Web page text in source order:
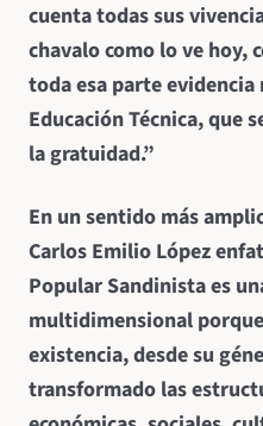
cuenta todas sus
chavalo como lo ve hoy,
toda esa parte
Educación Técnica, que
la gratuidad.”
En un sentido más
Carlos Emilio López
Popular Sandinistaes
multidimensional
existencia, desde su
transformado las